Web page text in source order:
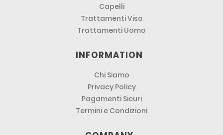
Capelli
Trattamenti Viso
Trattamenti Uomo
INFORMATION
Chi Siamo
Privacy Policy
Pagamenti Sicuri
Termini e Condizioni